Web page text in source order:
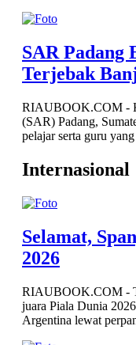
SAR Padang
Terjebak
RIAUBOOK.COM -
(SAR) Padang,
pelajar serta guru
Internasional
Selamat,
2026
RIAUBOOK.COM -
juara Piala Dunia
Argentina lewat